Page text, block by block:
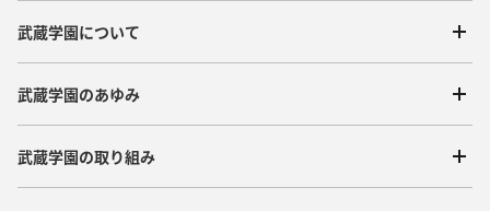
武蔵学園について
武蔵学園のあゆみ
武蔵学園の取り組み